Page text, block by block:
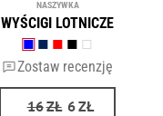
NASZYWKА
WYŚCIGI LOTNICZE
Zostaw recenzję
16ZŁ 6ZŁ